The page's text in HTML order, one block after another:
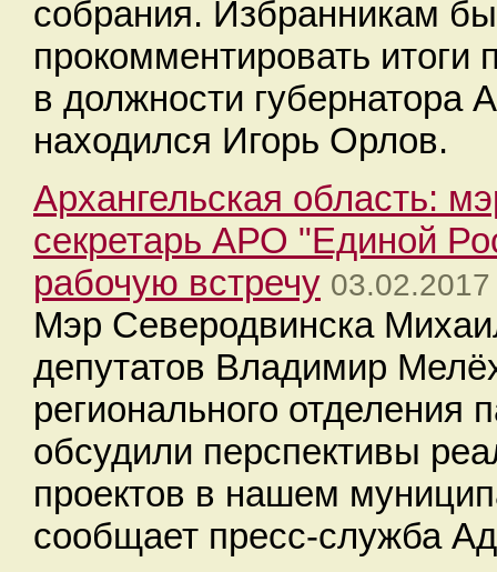
собрания. Избранникам
прокомментировать итоги
в должности губернатора
находился Игорь Орлов.
Архангельская область:
секретарь АРО "Единой
рабочую встречу
Мэр Северодвинска
депутатов Владимир
регионального отделения
обсудили перспективы
проектов в нашем
сообщает пресс-служба